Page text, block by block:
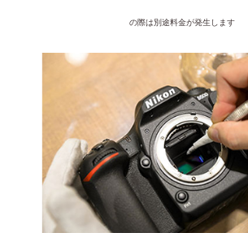
の際は別途料金が発生します